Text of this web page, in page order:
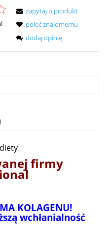
zapytaj o produkt
poleć znajomemu
dodaj opinię
kosztów płatności
firmy
KOLAGENU!
wchłanialność